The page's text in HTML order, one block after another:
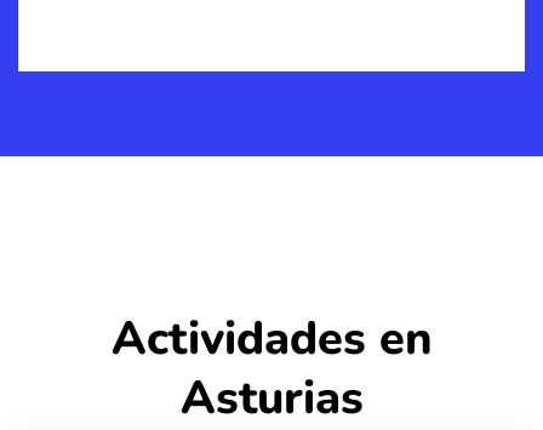
Actividades en
Asturias